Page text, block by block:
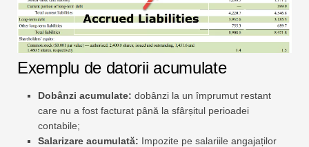
Exemplu de datorii acumulate
Dobânzi acumulate: dobânzi la un împrumut restant
care nu a fost facturat până la sfârșitul perioadei
contabile;
Salarizare acumulată: Impozite pe salariile angajaților